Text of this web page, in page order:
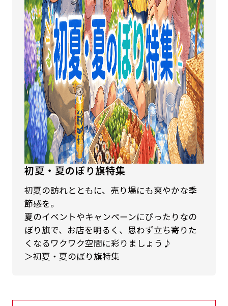
初夏・夏のぼり旗特集
初夏の訪れとともに、売り場にも爽やかな季
節感を。
夏のイベントやキャンペーンにぴったりなの
ぼり旗で、お店を明るく、思わず立ち寄りた
くなるワクワク空間に彩りましょう♪
＞初夏・夏のぼり旗特集